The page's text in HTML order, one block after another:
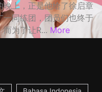
上，正是他给了徐启章
同练团，团员们也终于
为了让R... More